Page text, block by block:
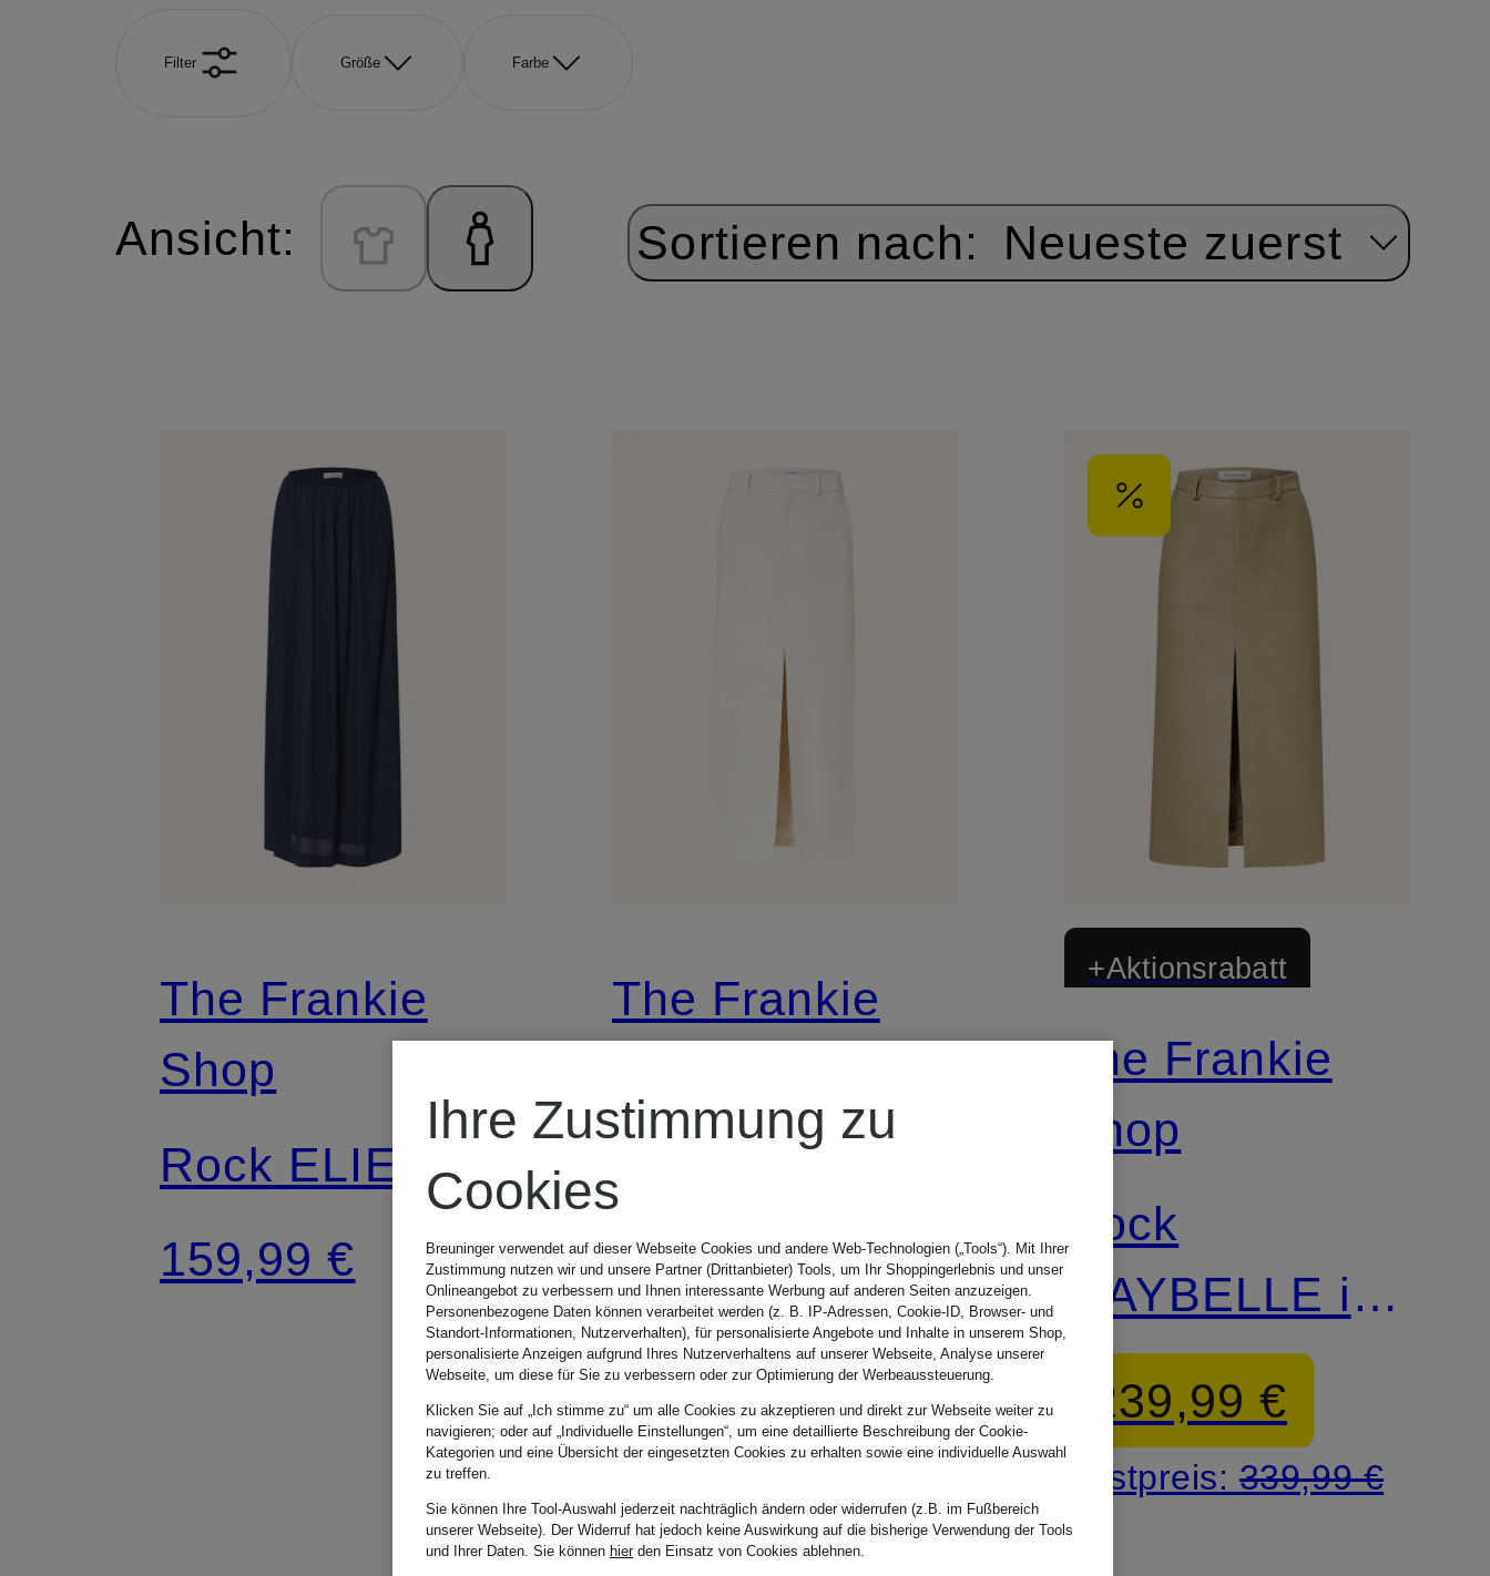
Filter Größe Farbe
Ansicht: Sortieren nach: Neueste zuerst
The Frankie
Shop
Rock ELIE
159,99 €
The Frankie
MAYMAYBELLE
189,99 €
+Aktionsrabatt
The Frankie
Shop
Rock
MAYBELLE in
Lederoptik
239,99 €
Bestpreis: 339,99 €
Ihre Zustimmung zu
Cookies
Breuninger verwendet auf dieser Webseite Cookies und andere Web-Technologien („Tools“). Mit Ihrer
Zustimmung nutzen wir und unsere Partner (Drittanbieter) Tools, um Ihr Shoppingerlebnis und unser
Onlineangebot zu verbessern und Ihnen interessante Werbung auf anderen Seiten anzuzeigen.
Personenbezogene Daten können verarbeitet werden (z. B. IP-Adressen, Cookie-ID, Browser- und
Standort-Informationen, Nutzerverhalten), für personalisierte Angebote und Inhalte in unserem Shop,
personalisierte Anzeigen aufgrund Ihres Nutzerverhaltens auf unserer Webseite, Analyse unserer
Webseite, um diese für Sie zu verbessern oder zur Optimierung der Werbeaussteuerung.
Klicken Sie auf „Ich stimme zu“ um alle Cookies zu akzeptieren und direkt zur Webseite weiter zu
navigieren; oder auf „Individuelle Einstellungen“, um eine detaillierte Beschreibung der Cookie-
Kategorien und eine Übersicht der eingesetzten Cookies zu erhalten sowie eine individuelle Auswahl
zu treffen.
Sie können Ihre Tool-Auswahl jederzeit nachträglich ändern oder widerrufen (z.B. im Fußbereich
unserer Webseite). Der Widerruf hat jedoch keine Auswirkung auf die bisherige Verwendung der Tools
und Ihrer Daten. Sie können hierden Einsatz von Cookies ablehnen.